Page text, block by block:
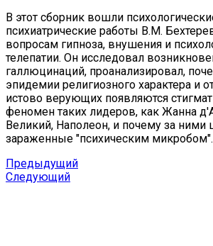
В этот сборник вошли
психиатрические работы В.М.
вопросам гипноза, внушения и
телепатии. Он исследовал
галлюцинаций, проанализировал,
эпидемии религиозного характера и
истово верующих появляются
феномен таких лидеров, как Жанна
Великий, Наполеон, и почему за ними
зараженные "психическим микробом".
Предыдущий
Следующий